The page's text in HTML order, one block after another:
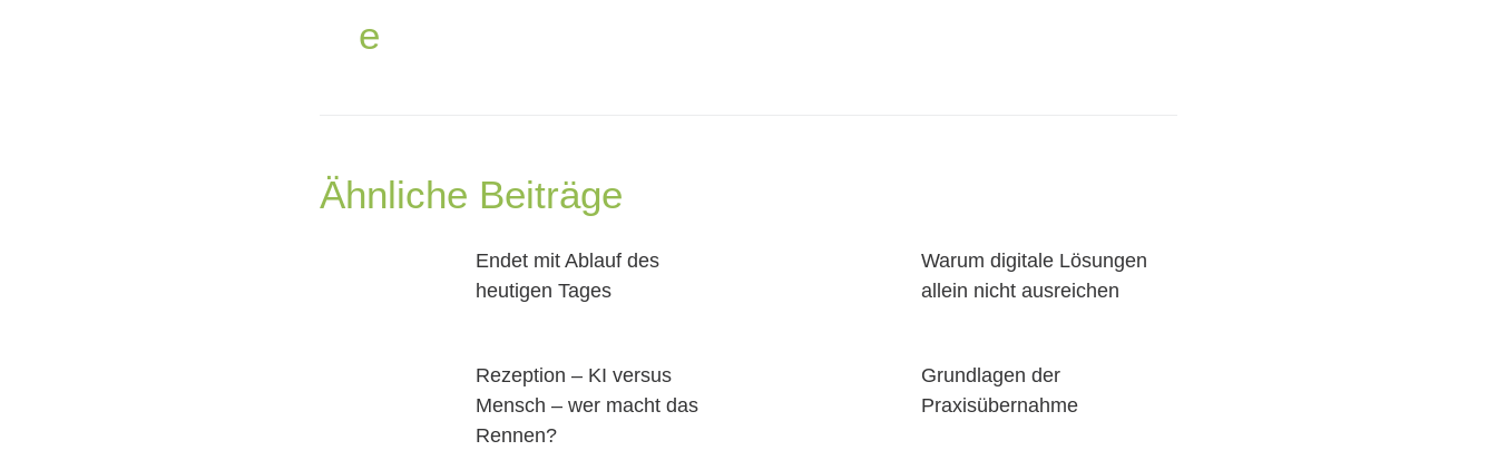
e
Ähnliche Beiträge
Endet mit Ablauf des
heutigen Tages
Warum digitale Lösungen
allein nicht ausreichen
Rezeption – KI versus
Mensch – wer macht das
Rennen?
Grundlagen der
Praxisübernahme